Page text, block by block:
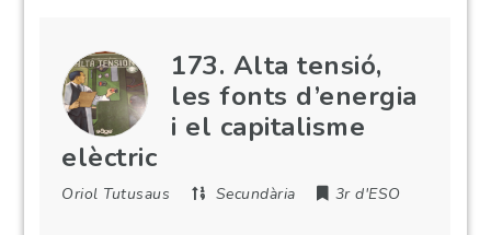
173. Alta tensió,
les fonts d’energia
i el capitalisme
elèctric
Oriol Tutusaus Secundària 3r d'ESO